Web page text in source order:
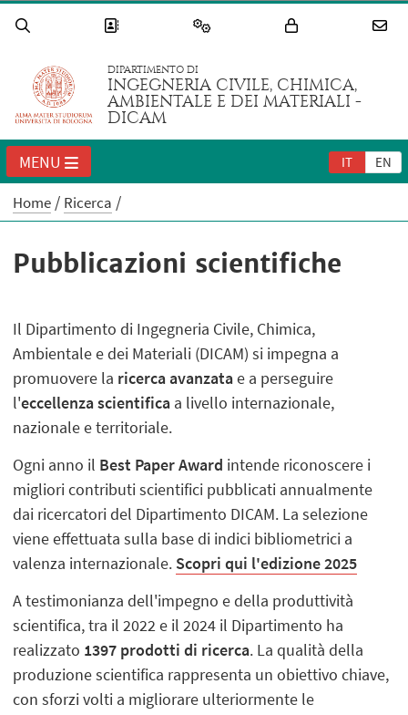
DIPARTIMENTO DI
INGEGNERIA CIVILE, CHIMICA,
AMBIENTALE E DEI MATERIALI -
DICAM
IT EN
MENU
Home Ricerca
Pubblicazioni scientifiche
Il Dipartimento di Ingegneria Civile, Chimica,
Ambientale e dei Materiali (DICAM) si impegna a
promuovere la ricerca avanzatae a perseguire
l'eccellenza scientifica a livello internazionale,
nazionale e territoriale.
Ogni anno il Best Paper Award intende riconoscere i
migliori contributi scientifici pubblicati annualmente
dai ricercatori del Dipartimento DICAM. La selezione
viene effettuata sulla base di indici bibliometrici a
valenza internazionale. Scopri qui l'edizione 2025
A testimonianza dell'impegno e della produttività
scientifica, tra il 2022 e il 2024 il Dipartimento ha
realizzato 1397 prodotti di ricerca. La qualità della
produzione scientifica rappresenta un obiettivo chiave,
con sforzi volti a migliorare ulteriormente le